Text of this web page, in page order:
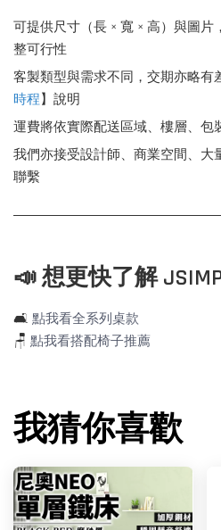
可提供尺寸（長 × 寬 × 高）與圖片
整可行性
客製類型與需求不同，交期亦略有
時程】說明
運費將依實際配送區域、樓層、包
我們亦接受設計師、商業空間、大
聯繫
📣 想更快了解
🛋️ 點我看全系列桌款
🪑 點我看搭配椅子推薦
我猜你喜歡